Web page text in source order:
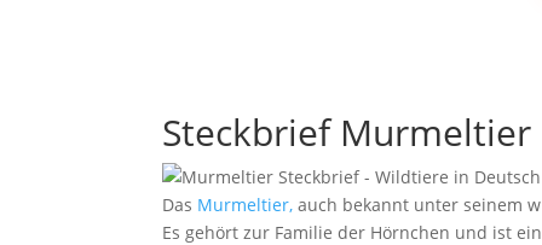
Steckbrief Murmeltier
Das Murmeltier, auch bekannt unter seinem
Es gehört zur Familie der Hörnchen und ist